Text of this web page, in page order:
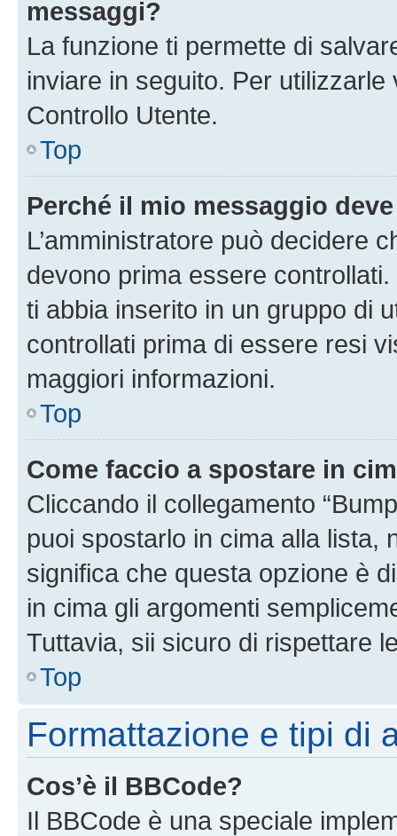
messaggi?
La funzione ti permette di
inviare in seguito. Per utilizzarle
Controllo Utente.
Top
Perché il mio messaggio
L’amministratore può decidere
devono prima essere
ti abbia inserito in un gruppo di
controllati prima di essere resi
maggiori informazioni.
Top
Come faccio a spostare in
Cliccando il collegamento
puoi spostarlo in cima alla lista,
significa che questa opzione è
in cima gli argomenti
Tuttavia, sii sicuro di rispettare
Top
Formattazione e tipi di
Cos’è il BBCode?
Il BBCode è una speciale